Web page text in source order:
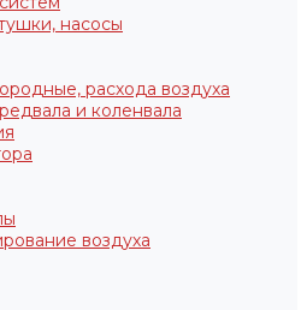
насосы
расхода воздуха
и коленвала
воздуха